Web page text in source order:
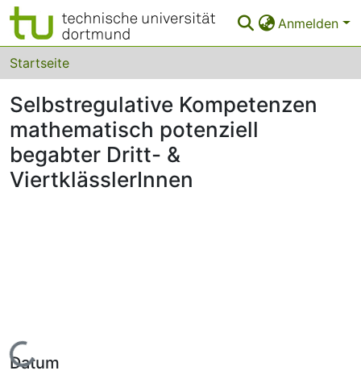
Anmelden
Bereiche & Sammlungen
Das gesamte Repositorium
FAQ
Leitlinien
Zurück zur Startseite
Startseite
Selbstregulative Kompetenzen
mathematisch potenziell
begabter Dritt- &
ViertklässlerInnen
Lade...
Datum